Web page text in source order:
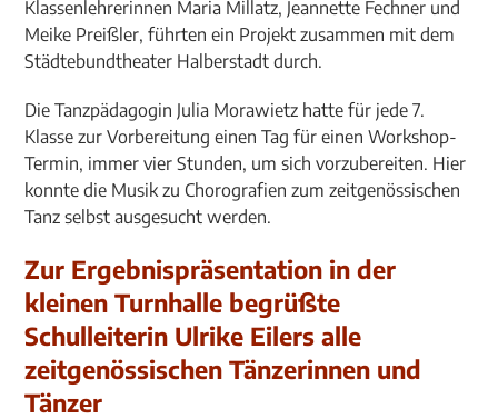
Klassenlehrerinnen Maria Millatz, Jeannette Fechner und
Meike Preißler, führten ein Projekt zusammen mit dem
Städtebundtheater Halberstadt durch.
Die Tanzpädagogin Julia Morawietz hatte für jede 7.
Klasse zur Vorbereitung einen Tag für einen Workshop-
Termin, immer vier Stunden, um sich vorzubereiten. Hier
konnte die Musik zu Chorografien zum zeitgenössischen
Tanz selbst ausgesucht werden.
Zur Ergebnispräsentation in der
kleinen Turnhalle begrüßte
Schulleiterin Ulrike Eilers alle
zeitgenössischen Tänzerinnen und
Tänzer